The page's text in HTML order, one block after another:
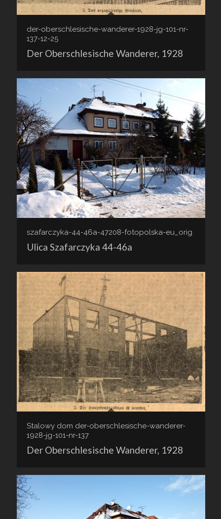
der-oberschlesische-wanderer-1928-jg-101-nr-
137-12-25
Der Oberschlesische Wanderer, 1928
szafarczyka-44-46a-47208-fotopolska-eu_orig
Ulica Szafarczyka 44-46a
Stalowy dom der-oberschlesische-wanderer-
1928-jg-101-nr-137
Der Oberschlesische Wanderer, 1928